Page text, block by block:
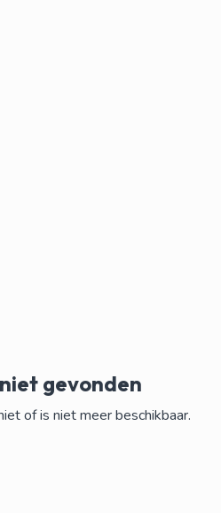
gevonden
of is niet meer beschikbaar.